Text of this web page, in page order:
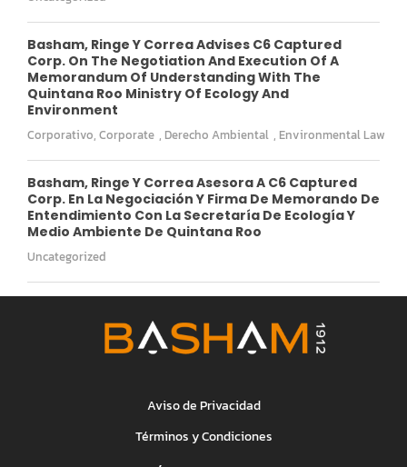
Basham, Ringe Y Correa Advises C6 Captured
Corp. On The Negotiation And Execution Of A
Memorandum Of Understanding With The
Quintana Roo Ministry Of Ecology And
Environment
Corporativo, Corporate , Derecho Ambiental , Environmental Law
Basham, Ringe Y Correa Asesora A C6 Captured
Corp. En La Negociación Y Firma De Memorando De
Entendimiento Con La Secretaría De Ecología Y
Medio Ambiente De Quintana Roo
Uncategorized
Aviso de Privacidad
Términos y Condiciones